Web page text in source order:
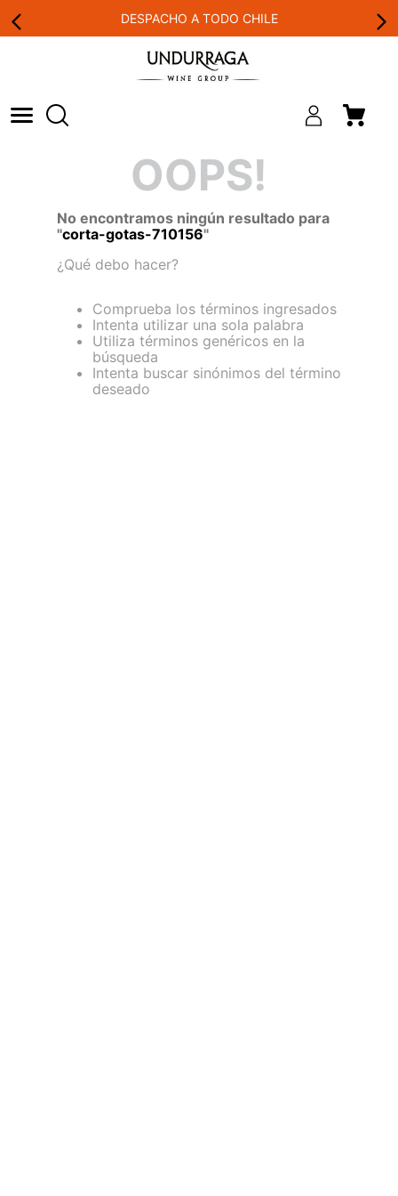
DESPACHO A TODO CHILE
OOPS!
No encontramos ningún resultado para
"corta-gotas-710156"
¿Qué debo hacer?
Comprueba los términos ingresados
Intenta utilizar una sola palabra
Utiliza términos genéricos en la
búsqueda
Intenta buscar sinónimos del término
deseado